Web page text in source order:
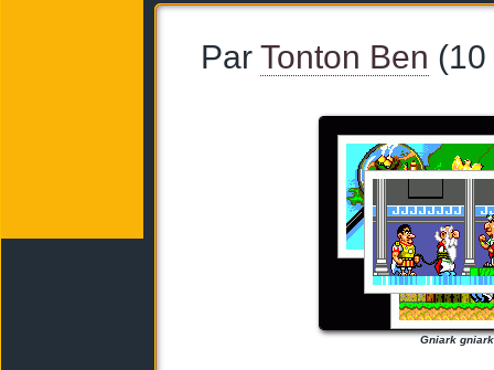
Par Tonton Ben
Gniark